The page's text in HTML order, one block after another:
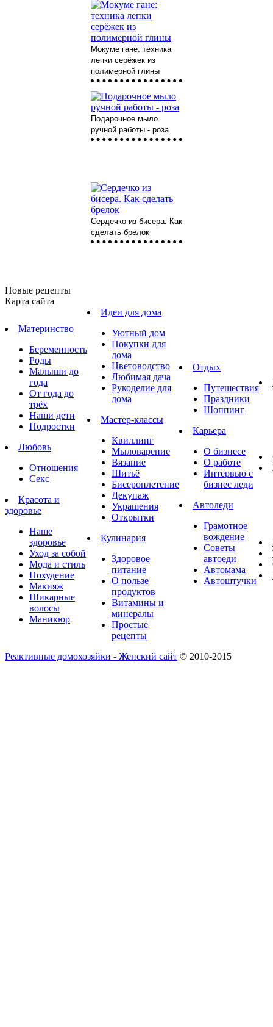
Мокуме гане: техника
лепки серёжек из
полимерной глины
Подарочное мыло
ручной работы - роза
Сердечко из бисера. Как
сделать брелок
Новые рецепты
Карта сайта
Материнство
Беременность
Роды
Малыши до
года
От года до
трёх
Наши дети
Подростки
Любовь
Отношения
Секс
Красота и
здоровье
Наше
здоровье
Уход за собой
Мода и стиль
Похудение
Макияж
Шикарные
волосы
Маникюр
Идеи для дома
Уютный дом
Покупки для
дома
Цветоводство
Любимая дача
Рукоделие для
дома
Мастер-классы
Квиллинг
Мыловарение
Вязание
Шитьё
Бисероплетение
Декупаж
Украшения
Открытки
Кулинария
Здоровое
питание
О пользе
продуктов
Витамины и
минералы
Простые
рецепты
Отдых
Путешествия
Праздники
Шоппинг
Карьера
О бизнесе
О работе
Интервью с
бизнес леди
Автоледи
Грамотное
вождение
Советы
автоеди
Автомама
Автоштучки
Реактивные домохозяйки - Женский сайт © 2010-2015